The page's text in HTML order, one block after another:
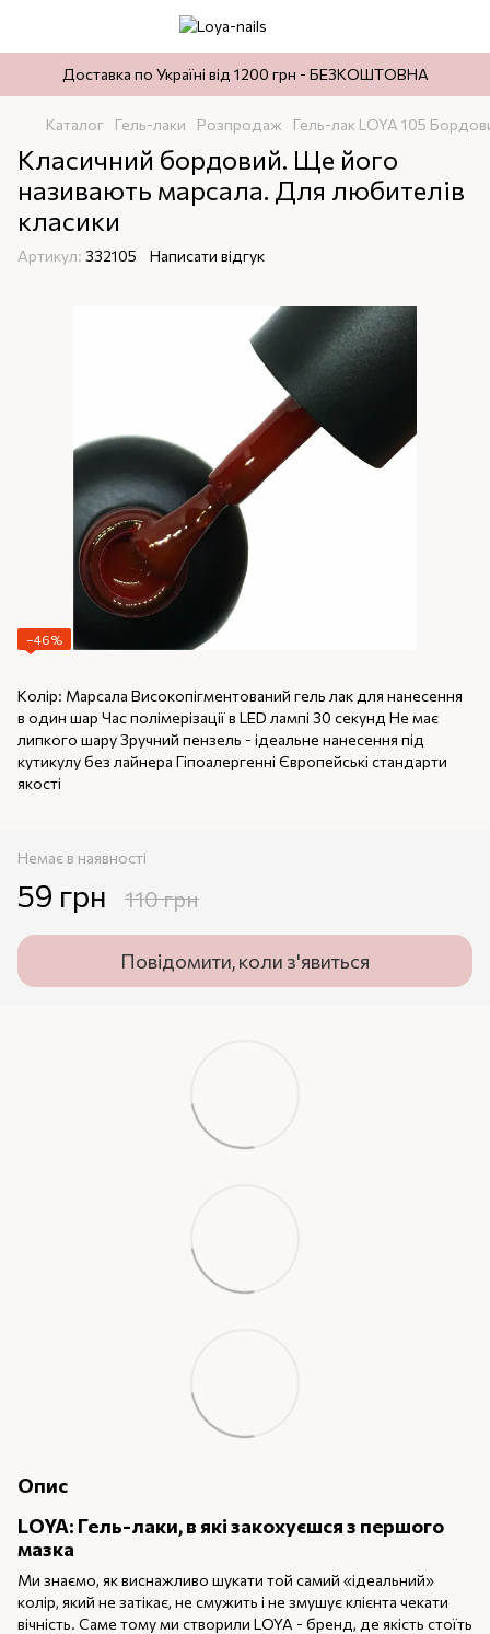
Доставка по Україні від 1200 грн - БЕЗКОШТОВНА
Каталог Гель-лаки Розпродаж Гель-лак LOYA 105
Класичний бордовий. Ще його
називають марсала. Для любителів
класики
Артикул: 332105 Написати відгук
−46%
Колір: Марсала Високопігментований гель лак для нанесення
в один шар Час полімерізації в LED лампі 30 секунд Не має
липкого шару Зручний пензель - ідеальне нанесення під
кутикулу без лайнера Гіпоалергенні Європейські стандарти
якості
Немає в наявності
59 грн 110 грн
Повідомити, коли з'явиться
Опис
LOYA: Гель-лаки, в які закохуєшся з першого
мазка
Ми знаємо, як виснажливо шукати той самий «ідеальний»
колір, який не затікає, не смужить і не змушує клієнта чекати
вічність. Саме тому ми створили LOYA - бренд, де якість стоїть